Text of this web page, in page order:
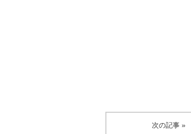
次の記事 »